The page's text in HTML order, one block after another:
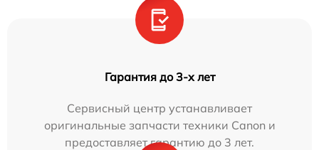
Гарантия до 3-х лет
Сервисный центр устанавливает
оригинальные запчасти техники Canon и
предоставляет гарантию до 3 лет.